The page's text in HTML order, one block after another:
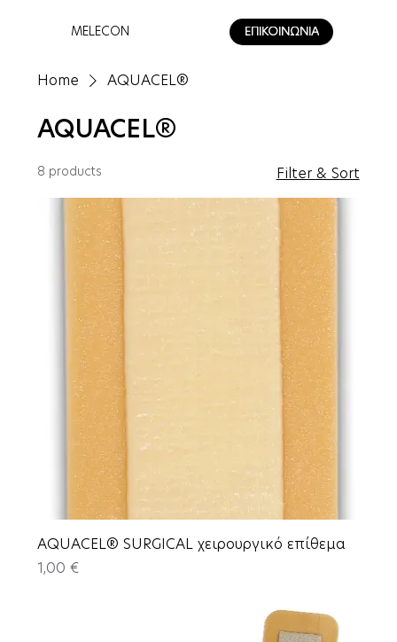
MELECON ΕΠΙΚΟΙΝΩΝΙΑ
Home AQUACEL®
AQUACEL®
8 products Filter & Sort
AQUACEL® SURGICAL χειρουργικό επίθεμα
Price
1,00 €